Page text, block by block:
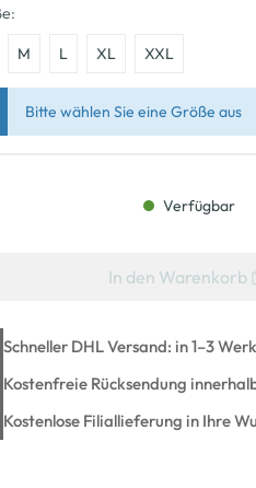
M L XL XXL
Bitte wählen Sie eine Größe aus
Verfügbar
In den Warenkorb
Schneller DHL Versand: in 1–3
Kostenfreie Rücksendung
Kostenlose Filiallieferung in Ihre